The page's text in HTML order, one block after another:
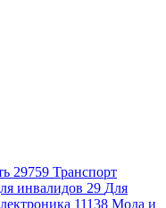
29759 Транспорт
инвалидов 29 Для
11138 Мода и